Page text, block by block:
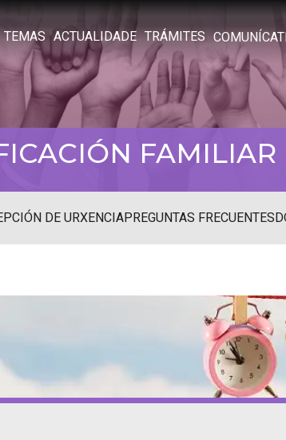
TEMAS ACTUALIDADE TRÁMITES
FAMILIAR
DE URXENCIAPREGUNTAS FRECUENTES